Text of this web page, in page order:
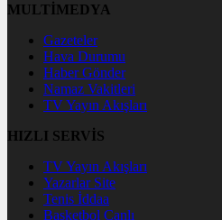
MULTİMEDYA
Gazeteler
Hava Durumu
Haber Gönder
Namaz Vakitleri
TV Yayın Akışları
HIZLI SERVİS
TV Yayın Akışları
Yazarlar Site
Tenis İddaa
Basketbol Canlı